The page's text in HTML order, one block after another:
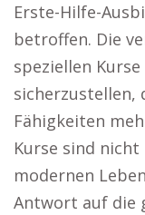
Erste-Hilfe-
betroffen. Die
speziellen
sicherzustellen,
Fähigkeiten
Kurse sind
modernen
Antwort auf die